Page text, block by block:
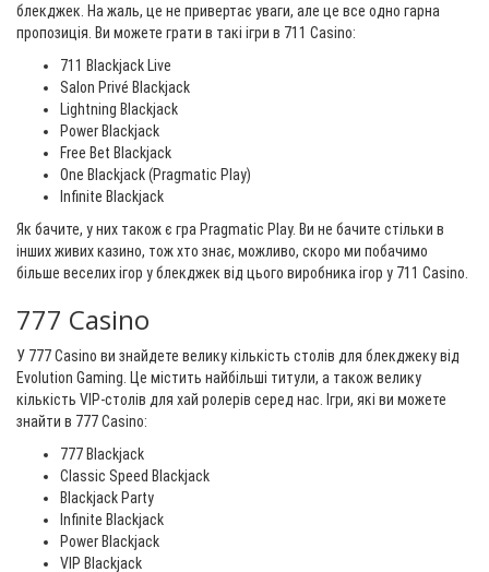
блекджек. На жаль, це не привертає уваги, але це все одно гарна
пропозиція. Ви можете грати в такі ігри в 711 Casino:
711 Blackjack Live
Salon Privé Blackjack
Lightning Blackjack
Power Blackjack
Free Bet Blackjack
One Blackjack (Pragmatic Play)
Infinite Blackjack
Як бачите, у них також є гра Pragmatic Play. Ви не бачите стільки в
інших живих казино, тож хто знає, можливо, скоро ми побачимо
більше веселих ігор у блекджек від цього виробника ігор у 711 Casino.
777 Casino
У 777 Casino ви знайдете велику кількість столів для блекджеку від
Evolution Gaming. Це містить найбільші титули, а також велику
кількість VIP-столів для хай ролерів серед нас. Ігри, які ви можете
знайти в 777 Casino:
777 Blackjack
Classic Speed Blackjack
Blackjack Party
Infinite Blackjack
Power Blackjack
VIP Blackjack